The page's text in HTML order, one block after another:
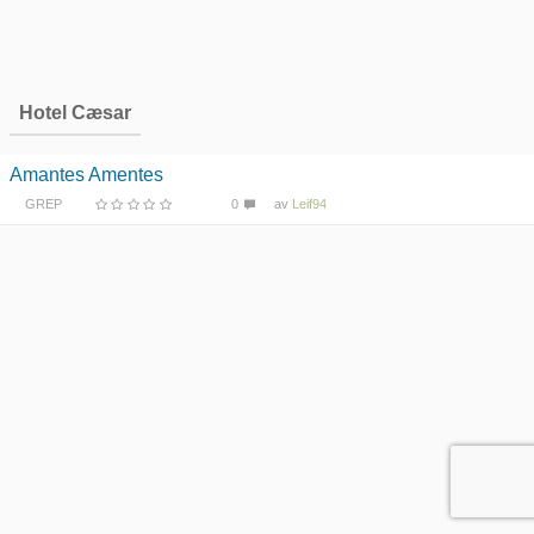
Hotel Cæsar
Amantes Amentes
GREP 0 av Leif94